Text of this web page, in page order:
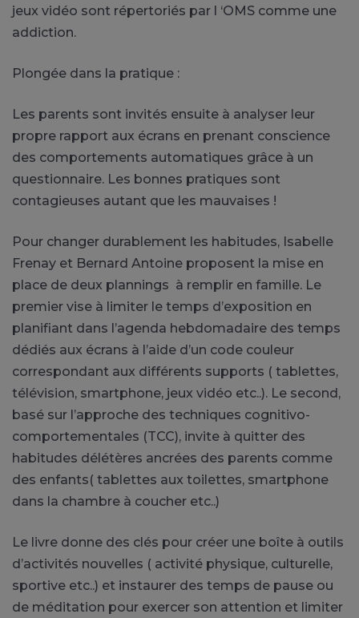
jeux vidéo sont répertoriés par l ‘OMS comme une
addiction.
Plongée dans la pratique :
Les parents sont invités ensuite à analyser leur
propre rapport aux écrans en prenant conscience
des comportements automatiques grâce à un
questionnaire. Les bonnes pratiques sont
contagieuses autant que les mauvaises !
Pour changer durablement les habitudes, Isabelle
Frenay et Bernard Antoine proposent la mise en
place de deux plannings à remplir en famille. Le
premier vise à limiter le temps d’exposition en
planifiant dans l’agenda hebdomadaire des temps
dédiés aux écrans à l’aide d’un code couleur
correspondant aux différents supports ( tablettes,
télévision, smartphone, jeux vidéo etc..). Le second,
basé sur l’approche des techniques cognitivo-
comportementales (TCC), invite à quitter des
habitudes délétères ancrées des parents comme
des enfants( tablettes aux toilettes, smartphone
dans la chambre à coucher etc..)
Le livre donne des clés pour créer une boîte à outils
d’activités nouvelles ( activité physique, culturelle,
sportive etc..) et instaurer des temps de pause ou
de méditation pour exercer son attention et limiter